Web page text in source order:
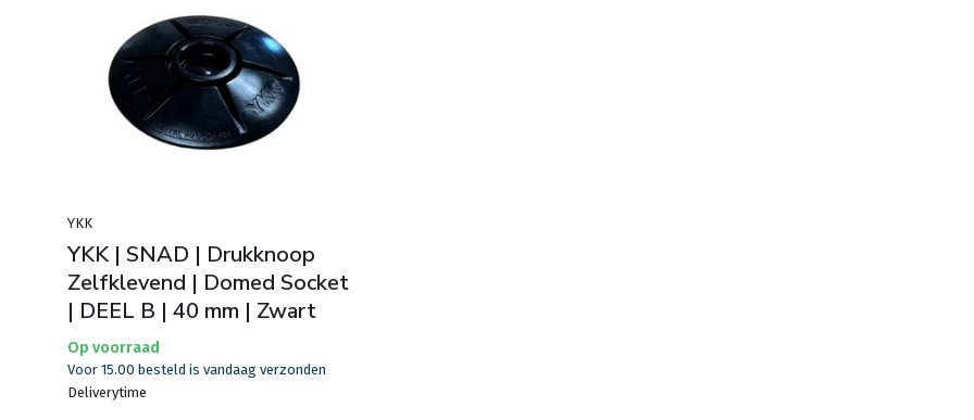
YKK
YKK | SNAD | Drukknoop
Zelfklevend | Domed Socket
| DEEL B | 40 mm | Zwart
Op voorraad
Voor 15.00 besteld is vandaag verzonden
Deliverytime